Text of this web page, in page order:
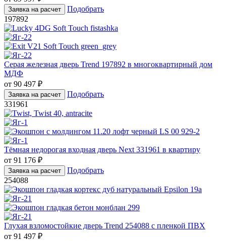
Заявка на расчет
Подобрать
197892
Серая железная дверь Trend 197892 в многоквартирный дом
МДФ
от 90 497 ₽
Заявка на расчет
Подобрать
331961
Тёмная недорогая входная дверь Next 331961 в квартиру
от 91 176 ₽
Заявка на расчет
Подобрать
254088
Глухая взломостойкие дверь Trend 254088 с пленкой ПВХ
от 91 497 ₽